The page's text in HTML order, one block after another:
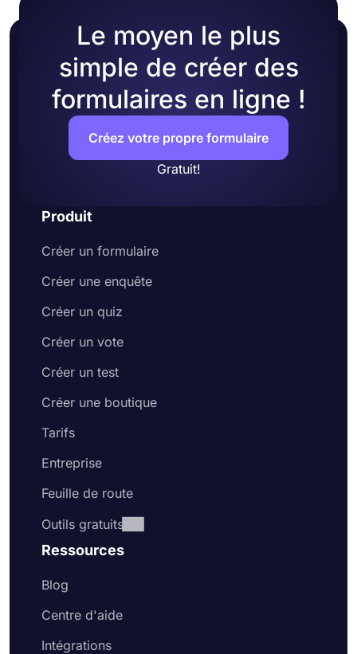
Le moyen le plus
simple de créer des
formulaires en ligne !
Créez votre propre formulaire
Gratuit!
Produit
Créer un formulaire
Créer une enquête
Créer un quiz
Créer un vote
Créer un test
Créer une boutique
Tarifs
Entreprise
Feuille de route
Outils gratuits
Ressources
Blog
Centre d'aide
Intégrations